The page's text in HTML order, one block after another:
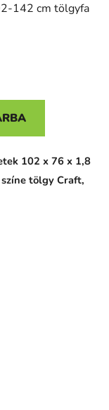
142 cm tölgyfa
102 x 76 x 1,8
tölgy Craft,